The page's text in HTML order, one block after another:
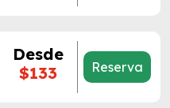
Desde
$133
Reserva